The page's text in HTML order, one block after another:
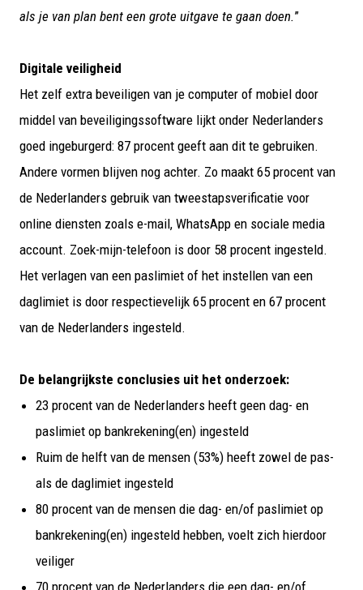
als je van plan bent een grote uitgave te gaan doen.”
Digitale veiligheid
Het zelf extra beveiligen van je computer of mobiel door
middel van beveiligingssoftware lijkt onder Nederlanders
goed ingeburgerd: 87 procent geeft aan dit te gebruiken.
Andere vormen blijven nog achter. Zo maakt 65 procent van
de Nederlanders gebruik van tweestapsverificatie voor
online diensten zoals e-mail, WhatsApp en sociale media
account. Zoek-mijn-telefoon is door 58 procent ingesteld.
Het verlagen van een paslimiet of het instellen van een
daglimiet is door respectievelijk 65 procent en 67 procent
van de Nederlanders ingesteld.
De belangrijkste conclusies uit het onderzoek:
23 procent van de Nederlanders heeft geen dag- en
paslimiet op bankrekening(en) ingesteld
Ruim de helft van de mensen (53%) heeft zowel de pas-
als de daglimiet ingesteld
80 procent van de mensen die dag- en/of paslimiet op
bankrekening(en) ingesteld hebben, voelt zich hierdoor
veiliger
70 procent van de Nederlanders die een dag- en/of